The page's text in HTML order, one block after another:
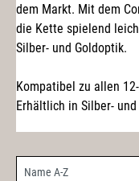
dem Markt. Mit dem
die Kette spielend
Silber- und Goldoptik.
Kompatibel zu allen
Erhältlich in Silber-